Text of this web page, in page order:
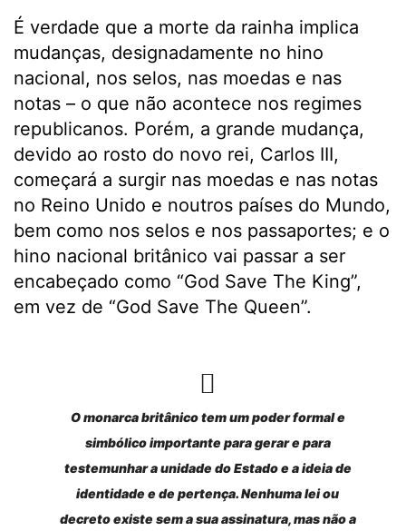
É verdade que a morte da rainha implica
mudanças, designadamente no hino
nacional, nos selos, nas moedas e nas
notas – o que não acontece nos regimes
republicanos. Porém, a grande mudança,
devido ao rosto do novo rei, Carlos III,
começará a surgir nas moedas e nas notas
no Reino Unido e noutros países do Mundo,
bem como nos selos e nos passaportes; e o
hino nacional britânico vai passar a ser
encabeçado como “God Save The King”,
em vez de “God Save The Queen”.
O monarca britânico tem um poder formal e
simbólico importante para gerar e para
testemunhar a unidade do Estado e a ideia de
identidade e de pertença. Nenhuma lei ou
decreto existe sem a sua assinatura, mas não a